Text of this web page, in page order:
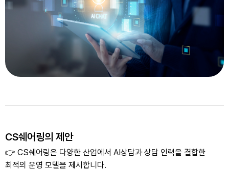
CS쉐어링의 제안
👉 CS쉐어링은 다양한 산업에서 AI상담과 상담 인력을 결합한
최적의 운영 모델을 제시합니다.